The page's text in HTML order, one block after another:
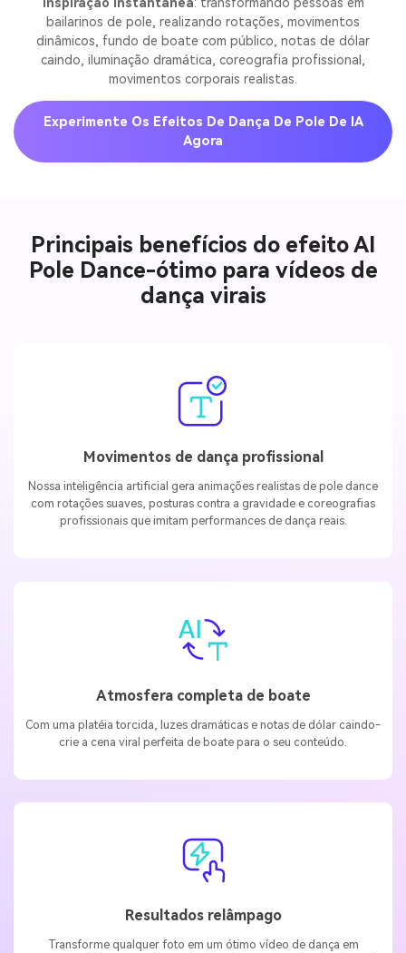
bailarinos de pole, realizando rotações, movimentos
dinâmicos, fundo de boate com público, notas de dólar
caindo, iluminação dramática, coreografia profissional,
movimentos corporais realistas.
Experimente Os Efeitos De Dança De Pole De IA
Agora
Principais benefícios do efeito AI
Pole Dance-ótimo para vídeos de
dança virais
Movimentos de dança profissional
Nossa inteligência artificial gera animações realistas de pole dance
com rotações suaves, posturas contra a gravidade e coreografias
profissionais que imitam performances de dança reais.
Atmosfera completa de boate
Com uma platéia torcida, luzes dramáticas e notas de dólar caindo-
crie a cena viral perfeita de boate para o seu conteúdo.
Resultados relâmpago
Transforme qualquer foto em um ótimo vídeo de dança em